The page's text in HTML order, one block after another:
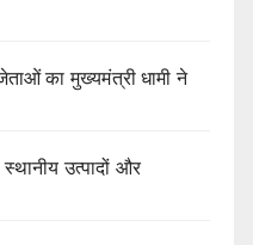
का मुख्यमंत्री धामी ने
उत्पादों और